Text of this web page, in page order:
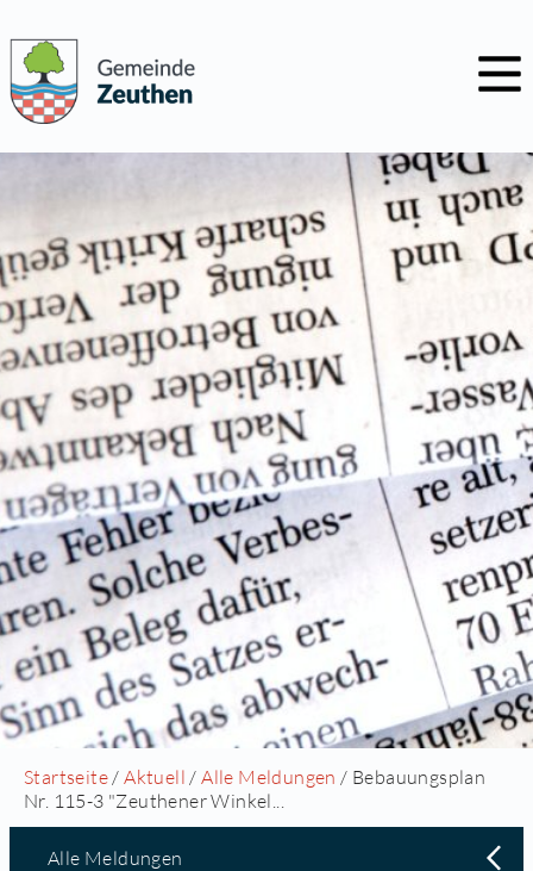
Startseite /Aktuell /Alle Meldungen / Bebauungsplan
Nr. 115-3 "Zeuthener Winkel...
Alle Meldungen